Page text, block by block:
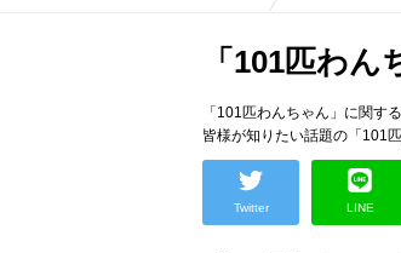
「101匹わ
「101匹わんちゃん」に関す
皆様が知りたい話題の「101
Twitter LINE